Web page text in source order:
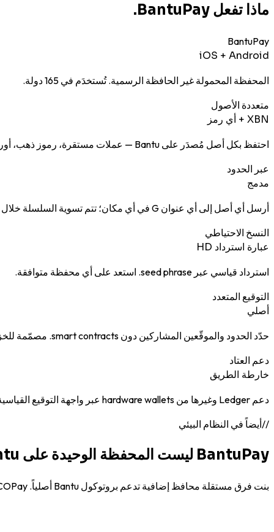
ماذا تفعل BantuPay.
BantuPay
iOS + Android
المحفظة المحمولة غير الحافظة الرسمية. تُستخدَم في 165 دولة.
متعددة الأصول
XBN + أي رمز
احتفظ بكل أصل مُصدَر على Bantu — عملات مستقرة، رموز ذهب، أوراق مالية، NFTs — في محفظة واحدة.
عبر الحدود
مدمج
أرسل أي أصل إلى أي عنوان G في أي مكان؛ تتم تسوية السلسلة خلال 3–5 ثوانٍ.
النسخ الاحتياطي
عبارة استرداد HD
استرداد قياسي عبر seed phrase. استعد على أي محفظة متوافقة.
التوقيع المتعدد
أصلي
حدّد الحدود والموقّعين المشاركين دون smart contracts. مصمّمة للخزائن وescrow وحسابات العائلة.
دعم العتاد
خارطة الطريق
دعم Ledger وغيرها من hardware wallets عبر واجهة التوقيع القياسية.
//أيضاً في النظام البيئي
BantuPay ليست المحفظة الوحيدة على Bantu.
بنت فرق مستقلة محافظ إضافية تدعم بروتوكول Bantu أصلياً. ECOPay دراسة حالة موثَّقة من المؤسسة.